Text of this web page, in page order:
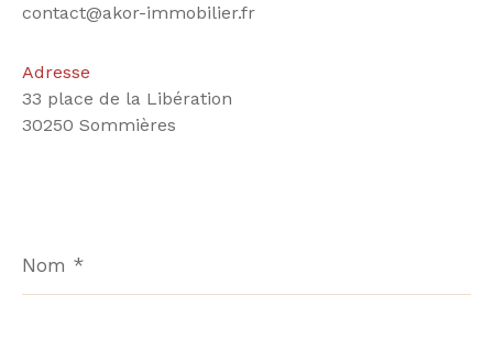
contact@akor-immobilier.fr
Adresse
33 place de la Libération
30250 Sommières
*